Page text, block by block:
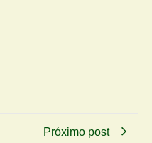
Próximo post